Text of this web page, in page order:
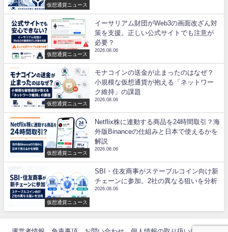
仮想通貨ニュース
仮想通貨ニュース
イーサリアム財団がWeb3の画面改ざん対
策を支援。正しい公式サイトでも注意が
必要？
2026.08.06
仮想通貨ニュース
モナコインの送金が止まったのはなぜ？
小規模な仮想通貨が抱える「ネットワー
ク維持」の課題
2026.08.06
仮想通貨ニュース
Netflix株に連動する商品を24時間取引？海
外版Binanceの仕組みと日本で使えるかを
解説
2026.08.06
仮想通貨ニュース
SBI・住友商事がステーブルコイン向け新
チェーンに参加。2社の異なる狙いを分析
2026.08.06